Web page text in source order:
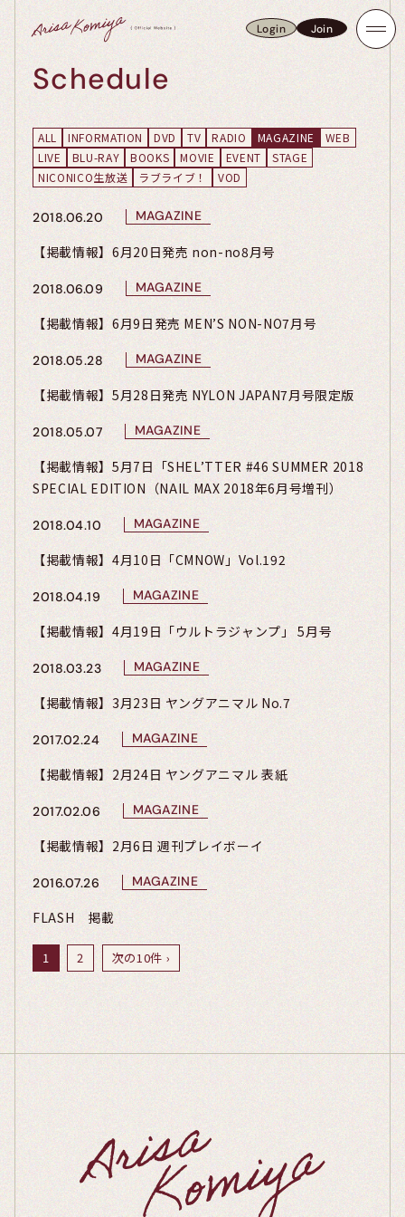
Login
Join
Schedule
ALL INFORMATION DVD TV RADIO MAGAZINE
WEB
LIVE
BLU-RAY BOOKS MOVIE EVENT
STAGE
NICONICO生放送
ラブライブ！ VOD
2018.06.20 MAGAZINE
【掲載情報】6月20日発売 non-no8月号
2018.06.09 MAGAZINE
【掲載情報】6月9日発売 MEN’S NON-NO7月号
2018.05.28 MAGAZINE
【掲載情報】5月28日発売 NYLON JAPAN7月号限定版
2018.05.07 MAGAZINE
【掲載情報】5月7日「SHEL’TTER #46 SUMMER 2018
SPECIAL EDITION（NAIL MAX 2018年6月号増刊）
2018.04.10 MAGAZINE
【掲載情報】4月10日「CMNOW」Vol.192
2018.04.19 MAGAZINE
【掲載情報】4月19日「ウルトラジャンプ」 5月号
2018.03.23 MAGAZINE
【掲載情報】3月23日 ヤングアニマル No.7
2017.02.24 MAGAZINE
【掲載情報】2月24日 ヤングアニマル 表紙
2017.02.06 MAGAZINE
【掲載情報】2月6日 週刊プレイボーイ
2016.07.26 MAGAZINE
FLASH 掲載
1 2 次の10件 ›